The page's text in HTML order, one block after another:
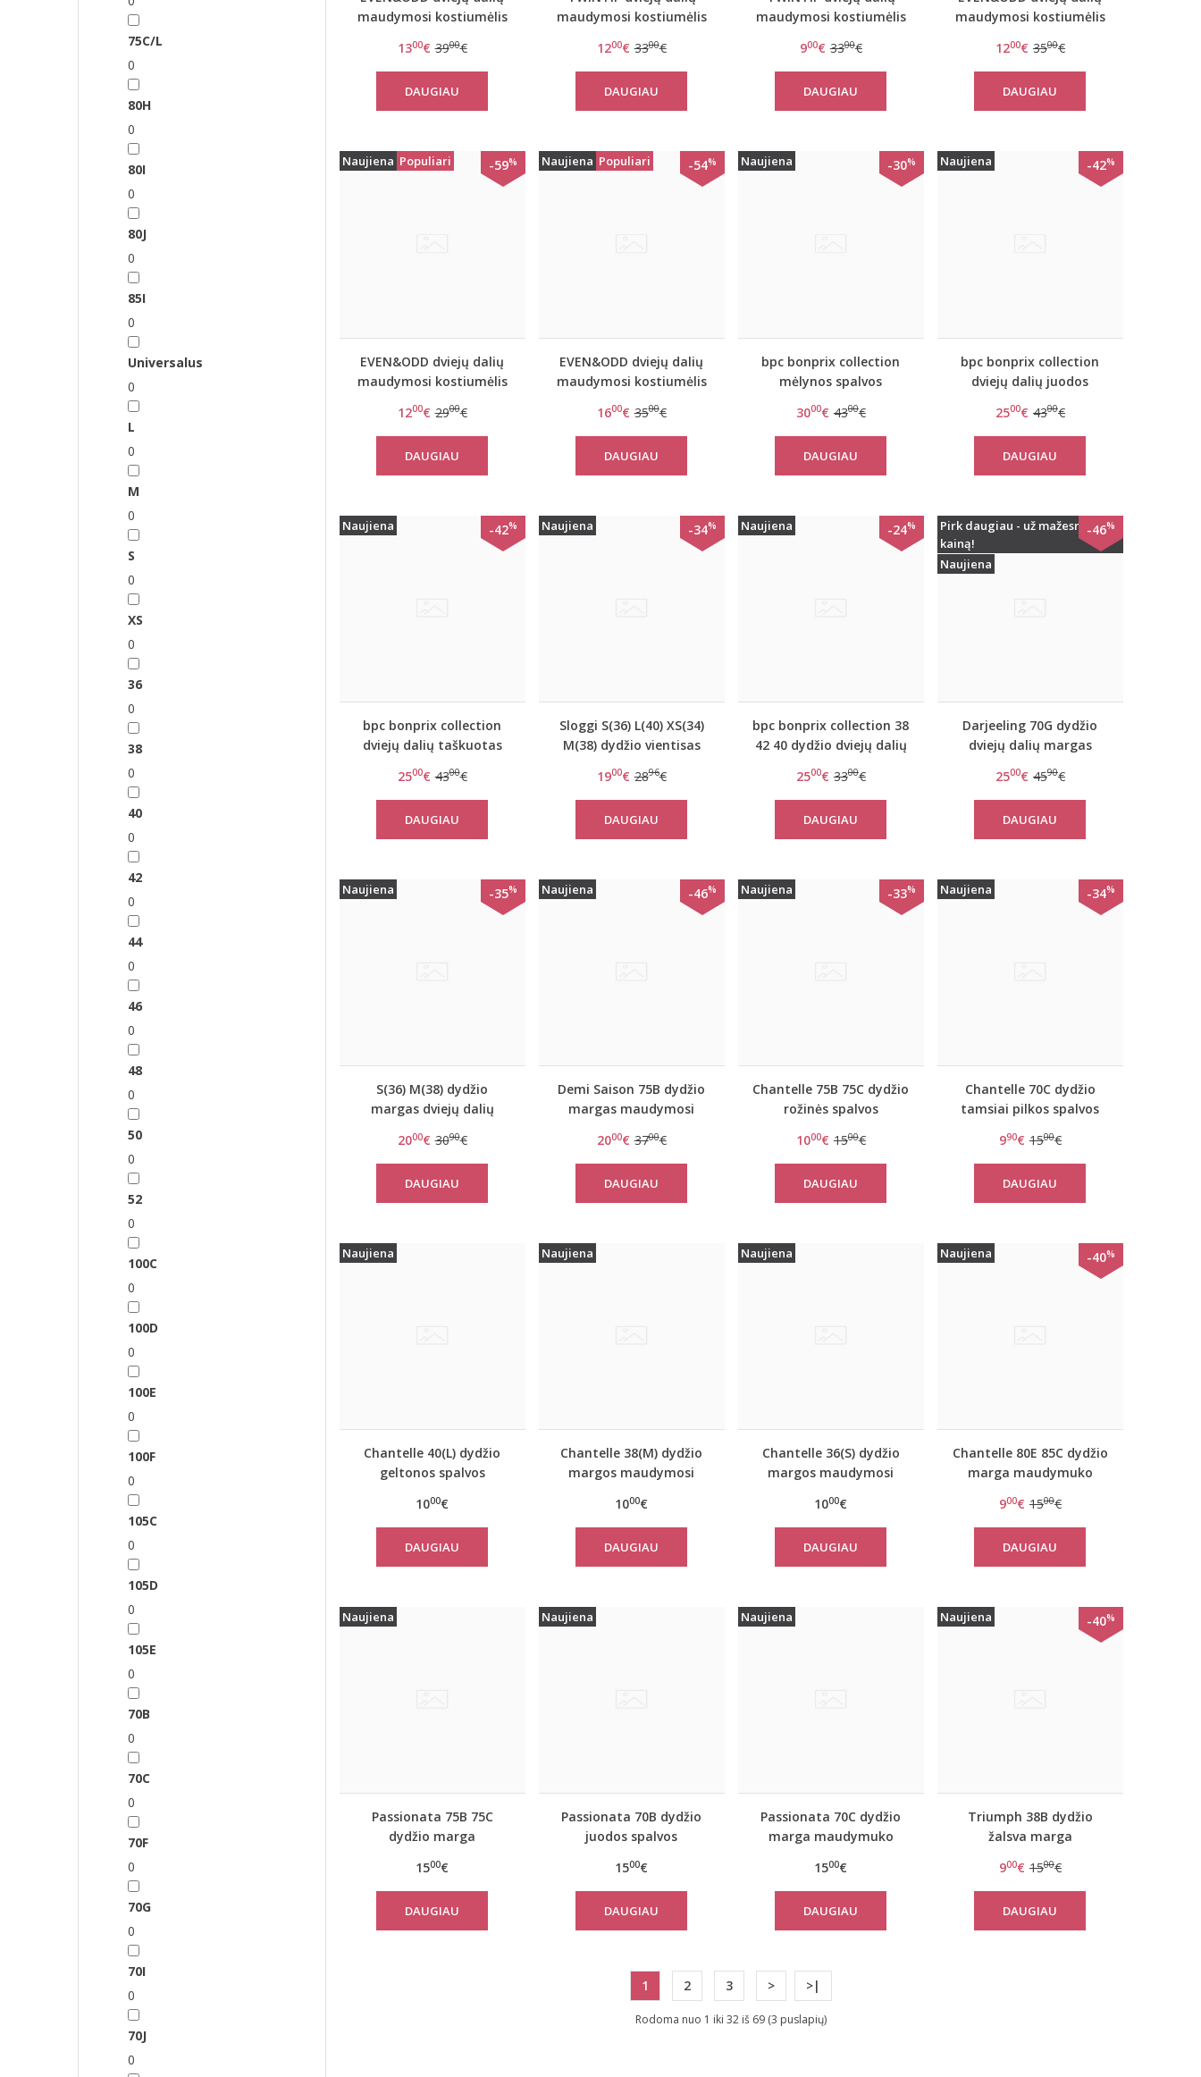
maudymosi kostiumėlis
1300€ 3900€
DAUGIAU
maudymosi kostiumėlis
1200€ 3300€
DAUGIAU
maudymosi kostiumėlis
900€ 3300€
DAUGIAU
maudymosi kostiumėlis
1200€ 3500€
DAUGIAU
Naujiena Populiari -59%
EVEN&ODD dviejų dalių
maudymosi kostiumėlis
1200€ 2900€
DAUGIAU
Naujiena Populiari -54%
EVEN&ODD dviejų dalių
maudymosi kostiumėlis
1600€ 3500€
DAUGIAU
Naujiena -30%
bpc bonprix collection
mėlynos spalvos
kostiumėlis
RAINBOW911487
3000€ 4300€
DAUGIAU
Naujiena -42%
bpc bonprix collection
dviejų dalių juodos
kostiumėlis
RAINBOW931599
2500€ 4300€
DAUGIAU
Naujiena -42%
bpc bonprix collection
dviejų dalių taškuotas
bonprix904779 swim
2500€ 4300€
DAUGIAU
Naujiena -34%
Sloggi S(36) L(40) XS(34)
M(38) dydžio vientisas
maudymosi kostiumėlis
swim Tamarama OP
1900€ 2896€
DAUGIAU
Naujiena -24%
bpc bonprix collection 38
42 40 dydžio dviejų dalių
kostiumėlis 978436
2500€ 3300€
DAUGIAU
Pirk daugiau - už mažesnę
kainą!
Naujiena
-46%
Darjeeling 70G dydžio
dviejų dalių margas
Sydney
2500€ 4590€
DAUGIAU
Naujiena -35%
S(36) M(38) dydžio
margas dviejų dalių
D3016
2000€ 3090€
DAUGIAU
Naujiena -46%
Demi Saison 75B dydžio
margas maudymosi
2000€ 3700€
DAUGIAU
Naujiena -33%
Chantelle 75B 75C dydžio
rožinės spalvos
C17150
1000€ 1500€
DAUGIAU
Naujiena -34%
Chantelle 70C dydžio
tamsiai pilkos spalvos
C22050-0GW
990€ 1500€
DAUGIAU
Naujiena
Chantelle 40(L) dydžio
geltonos spalvos
kelnaitės 6503
1000€
DAUGIAU
Naujiena
Chantelle 38(M) dydžio
margos maudymosi
C30230
1000€
DAUGIAU
Naujiena
Chantelle 36(S) dydžio
margos maudymosi
6543
1000€
DAUGIAU
Naujiena -40%
Chantelle 80E 85C dydžio
marga maudymuko
900€ 1500€
DAUGIAU
Naujiena
Passionata 75B 75C
dydžio marga
P77820
1500€
DAUGIAU
Naujiena
Passionata 70B dydžio
juodos spalvos
7771
1500€
DAUGIAU
Naujiena
Passionata 70C dydžio
marga maudymuko
1500€
DAUGIAU
Naujiena -40%
Triumph 38B dydžio
žalsva marga
Aquelife ZTR 11043
900€ 1500€
DAUGIAU
1 2 3 > >|
Rodoma nuo 1 iki 32 iš 69 (3 puslapių)
75C/L
0
80H
0
80I
0
80J
0
85I
0
Universalus
0
L
0
M
0
S
0
XS
0
36
0
38
0
40
0
42
0
44
0
46
0
48
0
50
0
52
0
100C
0
100D
0
100E
0
100F
0
105C
0
105D
0
105E
0
70B
0
70C
0
70F
0
70G
0
70I
0
70J
0